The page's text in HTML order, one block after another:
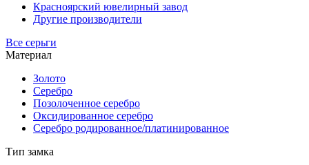
Красноярский ювелирный завод
Другие производители
Все серьги
Материал
Золото
Серебро
Позолоченное серебро
Оксидированное серебро
Серебро родированное/платинированное
Тип замка